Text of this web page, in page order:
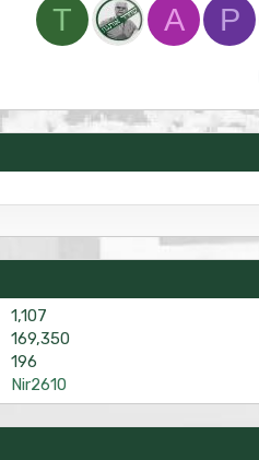
P
A
T
1,107
169,350
196
Nir2610